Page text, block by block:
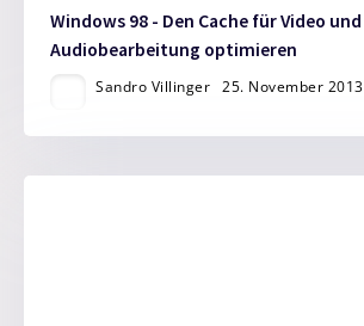
Windows 98 - Den Cache für Video und
Audiobearbeitung optimieren
Sandro Villinger 25. November 2013